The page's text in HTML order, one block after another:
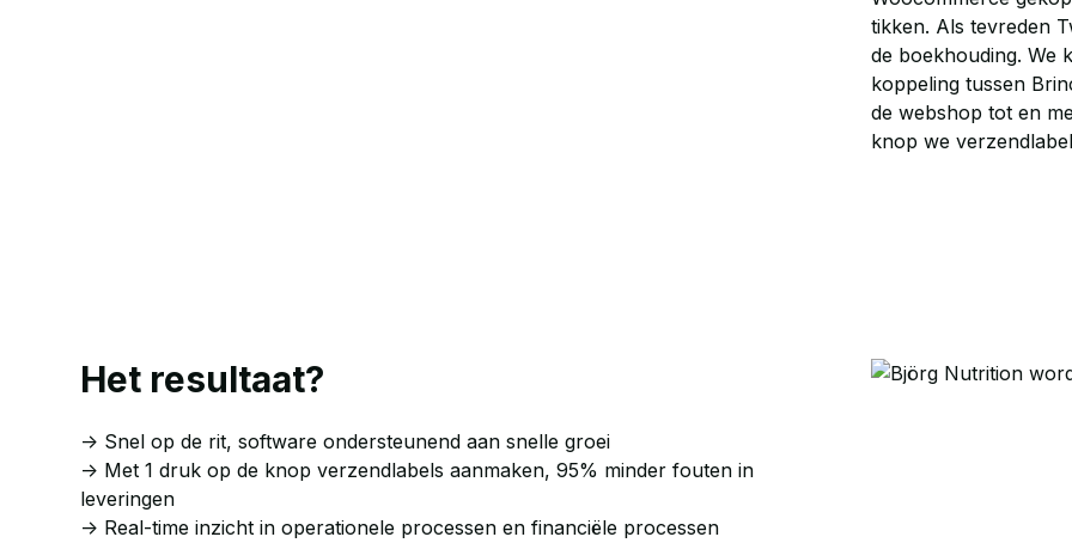
tikken. Als tevreden
de boekhouding. We
koppeling tussen
de webshop tot en
knop we
Het resultaat?
-> Snel op de rit, software ondersteunend aan snelle groei
-> Met 1 druk op de knop verzendlabels aanmaken, 95% minder fouten in
leveringen
-> Real-time inzicht in operationele processen en financiële processen